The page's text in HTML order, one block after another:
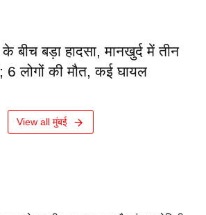
के बीच बड़ा हादसा, मानखुर्द में तीन
6 लोगों की मौत, कई घायल
View all मुंबई